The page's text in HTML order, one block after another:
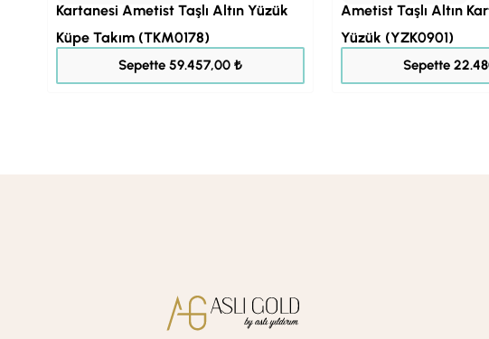
Kartanesi Ametist Taşlı Altın Yüzük
Küpe Takım (TKM0178)
Sepette 59.457,00 ₺
Ametist Taşlı Altın
Yüzük (YZK0901)
Sepette